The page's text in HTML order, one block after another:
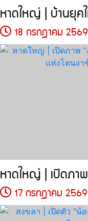
หาดใหญ่ | บ้านยุค
18 กรกฎาคม
หาดใหญ่ | เปิดภาพ
17 กรกฎาคม